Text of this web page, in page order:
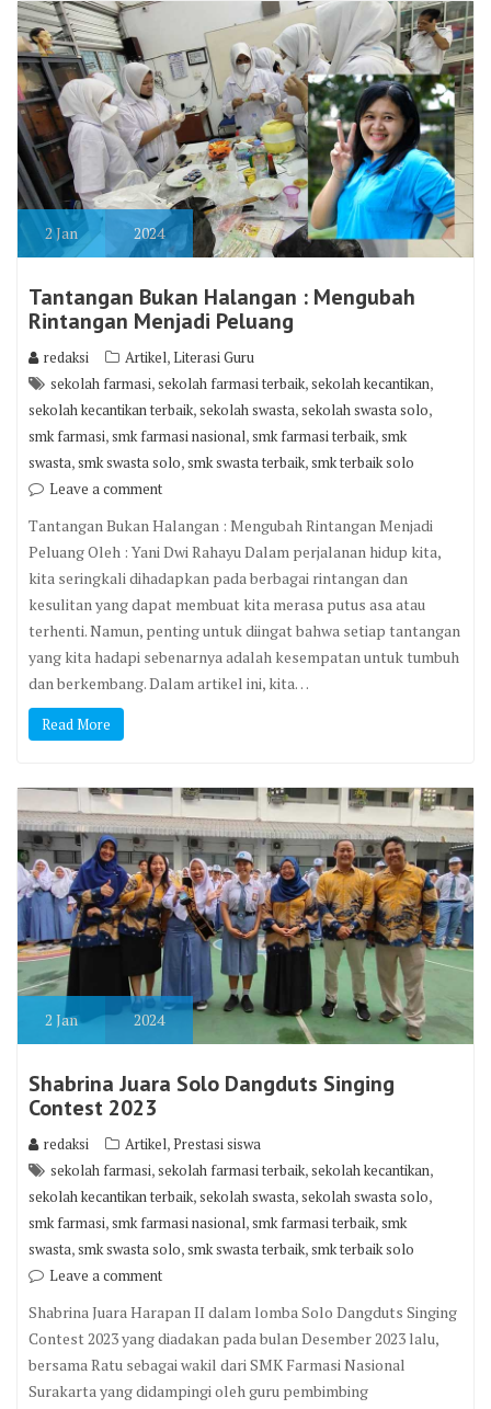
2 Jan 2024
Tantangan Bukan Halangan : Mengubah
Rintangan Menjadi Peluang
redaksi Artikel,Literasi Guru
sekolah farmasi,sekolah farmasi terbaik,sekolah kecantikan,
sekolah kecantikan terbaik,sekolah swasta,sekolah swasta solo,
smk farmasi,smk farmasi nasional,smk farmasi terbaik,smk
swasta,smk swasta solo,smk swasta terbaik,smk terbaik solo
Leave a comment
Tantangan Bukan Halangan : Mengubah Rintangan Menjadi
Peluang Oleh : Yani Dwi Rahayu Dalam perjalanan hidup kita,
kita seringkali dihadapkan pada berbagai rintangan dan
kesulitan yang dapat membuat kita merasa putus asa atau
terhenti. Namun, penting untuk diingat bahwa setiap tantangan
yang kita hadapi sebenarnya adalah kesempatan untuk tumbuh
dan berkembang. Dalam artikel ini, kita…
Read More
2 Jan 2024
Shabrina Juara Solo Dangduts Singing
Contest 2023
redaksi Artikel,Prestasi siswa
sekolah farmasi,sekolah farmasi terbaik,sekolah kecantikan,
sekolah kecantikan terbaik,sekolah swasta,sekolah swasta solo,
smk farmasi,smk farmasi nasional,smk farmasi terbaik,smk
swasta,smk swasta solo,smk swasta terbaik,smk terbaik solo
Leave a comment
Shabrina Juara Harapan II dalam lomba Solo Dangduts Singing
Contest 2023 yang diadakan pada bulan Desember 2023 lalu,
bersama Ratu sebagai wakil dari SMK Farmasi Nasional
Surakarta yang didampingi oleh guru pembimbing